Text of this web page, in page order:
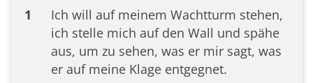
1
Ich will auf meinem Wachtturm stehen,
ich stelle mich auf den Wall und spähe
aus, um zu sehen, was er mir sagt, was
er auf meine Klage entgegnet.